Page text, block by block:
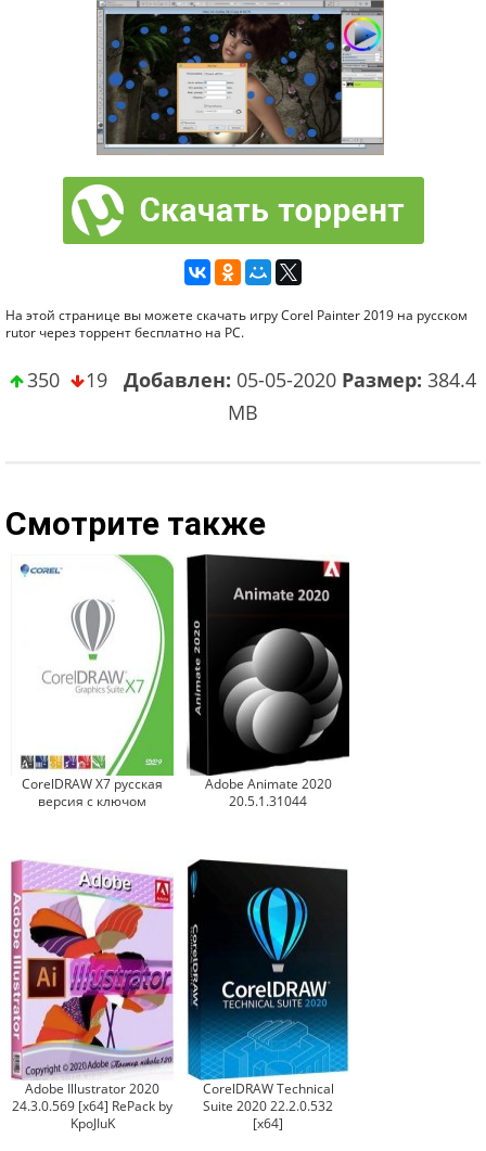
На этой странице вы можете скачать игру Corel Painter 2019 на русском
rutor через торрент бесплатно на PC.
350 19 Добавлен: 05-05-2020 Размер: 384.4
МВ
Смотрите также
CorelDRAW X7 русская
версия с ключом
Adobe Animate 2020
20.5.1.31044
Adobe Illustrator 2020
24.3.0.569 [x64] RePack by
KpoJIuK
CorelDRAW Technical
Suite 2020 22.2.0.532
[x64]